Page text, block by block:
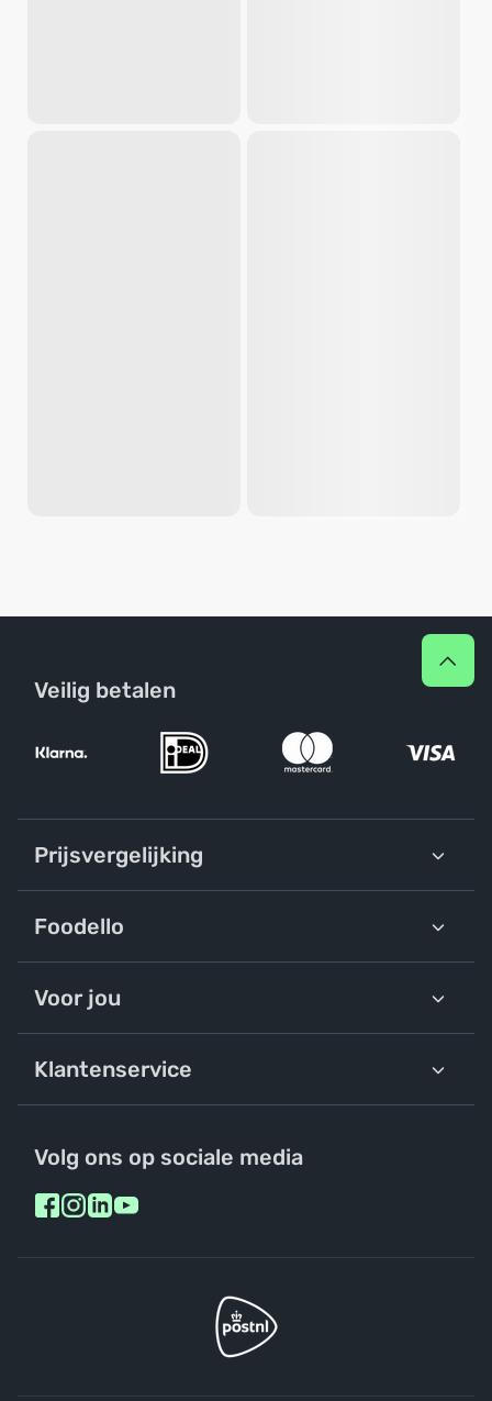
Veilig betalen
Prijsvergelijking
Foodello
Voor jou
Klantenservice
Volg ons op sociale media